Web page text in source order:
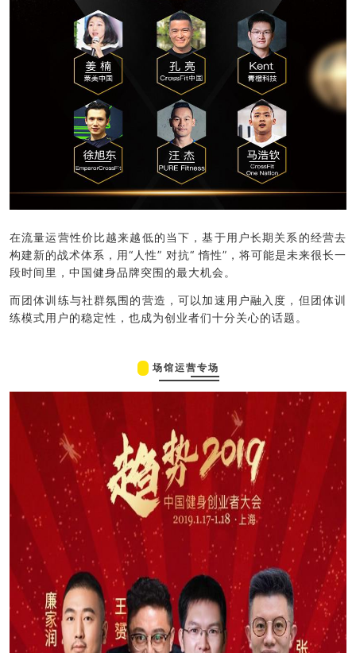
在流量运营性价比越来越低的当下，基于用户长期关系的经营去
构建新的战术体系，用“人性” 对抗“ 惰性”，将可能是未来很长一
段时间里，中国健身品牌突围的最大机会。
而团体训练与社群氛围的营造，可以加速用户融入度，但团体训
练模式用户的稳定性，也成为创业者们十分关心的话题。
场馆运营专场